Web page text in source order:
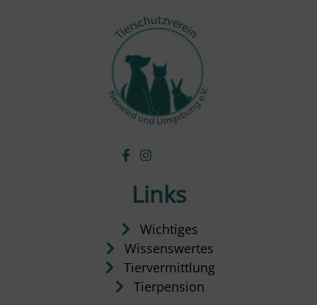
Links
Wichtiges
Wissenswertes
Tiervermittlung
Tierpension